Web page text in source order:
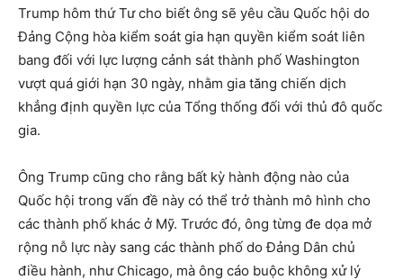
Trump hôm thứ Tư cho biết ông sẽ yêu cầu Quốc hội do
Đảng Cộng hòa kiểm soát gia hạn quyền kiểm soát liên
bang đối với lực lượng cảnh sát thành phố Washington
vượt quá giới hạn 30 ngày, nhằm gia tăng chiến dịch
khẳng định quyền lực của Tổng thống đối với thủ đô quốc
gia.
Ông Trump cũng cho rằng bất kỳ hành động nào của
Quốc hội trong vấn đề này có thể trở thành mô hình cho
các thành phố khác ở Mỹ. Trước đó, ông từng đe dọa mở
rộng nỗ lực này sang các thành phố do Đảng Dân chủ
điều hành, như Chicago, mà ông cáo buộc không xử lý